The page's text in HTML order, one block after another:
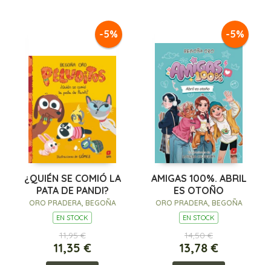
-5%
¿QUIÉN SE COMIÓ LA
PATA DE PANDI?
ORO PRADERA, BEGOÑA
EN STOCK
11,95 €
11,35 €
-5%
AMIGAS 100%. ABRIL
ES OTOÑO
ORO PRADERA, BEGOÑA
EN STOCK
14,50 €
13,78 €